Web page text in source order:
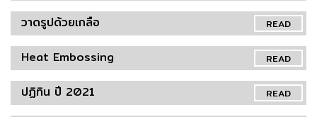
READ
วาดรูปด้วยเกลือ
READ
Heat Embossing
READ
ปฏิทิน ปี 2021